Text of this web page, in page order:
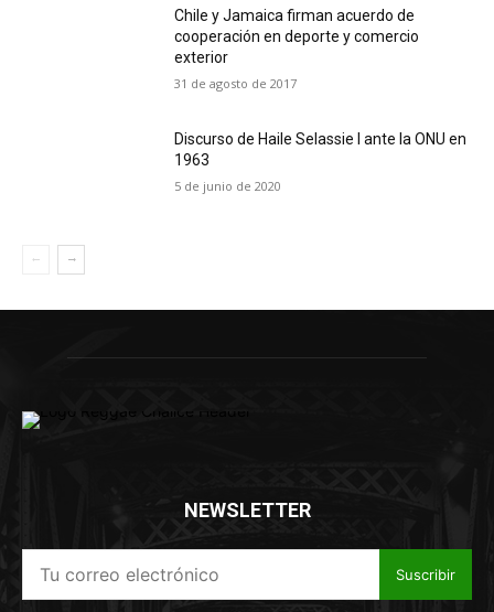
Chile y Jamaica firman acuerdo de
cooperación en deporte y comercio
exterior
31 de agosto de 2017
Discurso de Haile Selassie I ante la ONU en
1963
5 de junio de 2020
NEWSLETTER
Suscribir